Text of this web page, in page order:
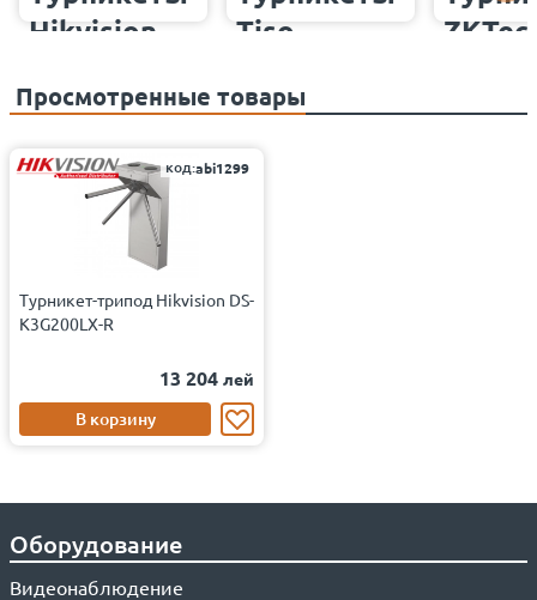
Просмотренные товары
код:abi1299
Турникет-трипод Hikvision DS-
K3G200LX-R
13 204 лей
В корзину
Оборудование
Видеонаблюдение